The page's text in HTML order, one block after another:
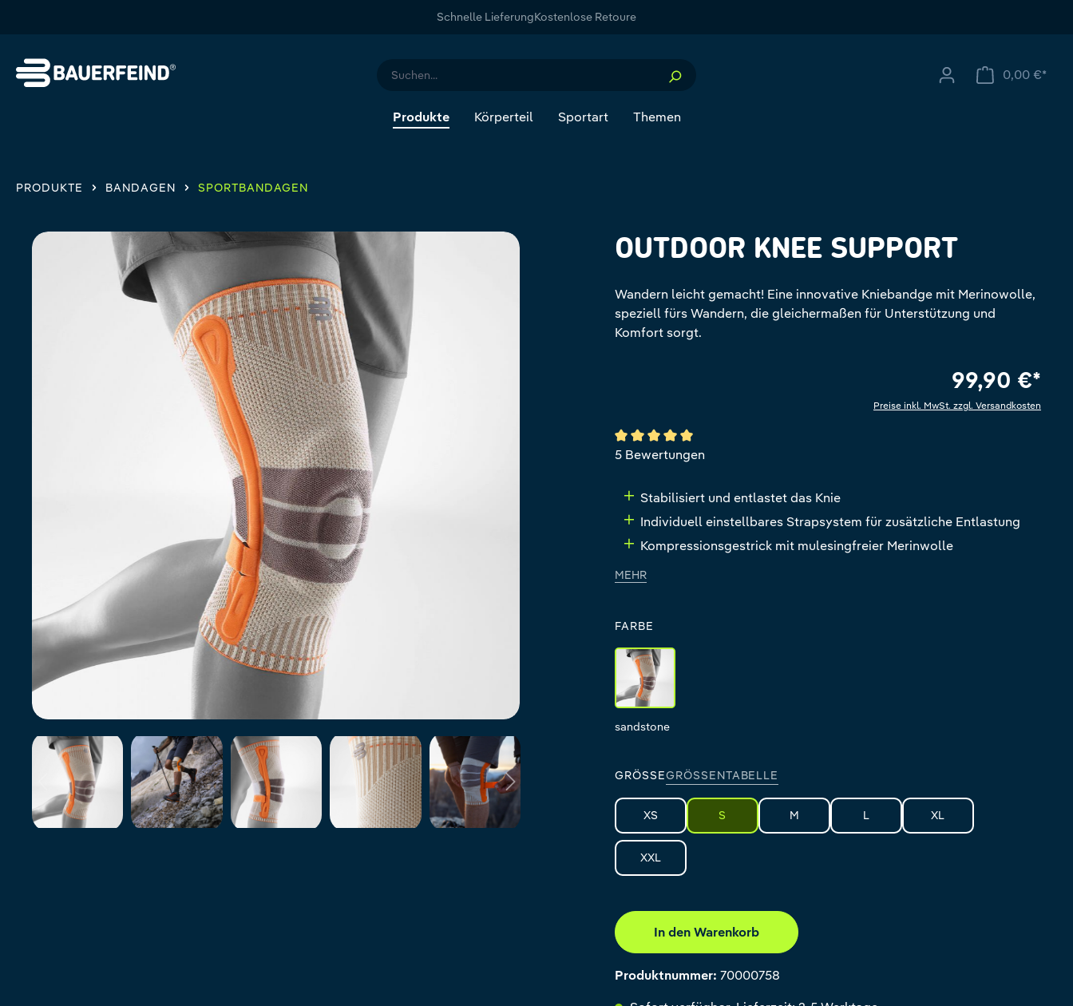
Schnelle LieferungKostenlose Retoure
Produkte Körperteil Sportart Themen
0,00 €*
PRODUKTE BANDAGEN SPORTBANDAGEN
OUTDOOR KNEE SUPPORT
Wandern leicht gemacht! Eine innovative Kniebandge mit Merinowolle,
speziell fürs Wandern, die gleichermaßen für Unterstützung und
Komfort sorgt.
99,90 €*
Preise inkl. MwSt. zzgl. Versandkosten
Durchschnittliche Bewertung von 5 von 5 Sternen
5 Bewertungen
Stabilisiert und entlastet das Knie
Individuell einstellbares Strapsystem für zusätzliche Entlastung
Kompressionsgestrick mit mulesingfreier Merinwolle
MEHR
FARBE
sandstone
sandstone
GRÖSSE GRÖSSENTABELLE
XS S M L XL
XXL
In den Warenkorb
Produktnummer: 70000758